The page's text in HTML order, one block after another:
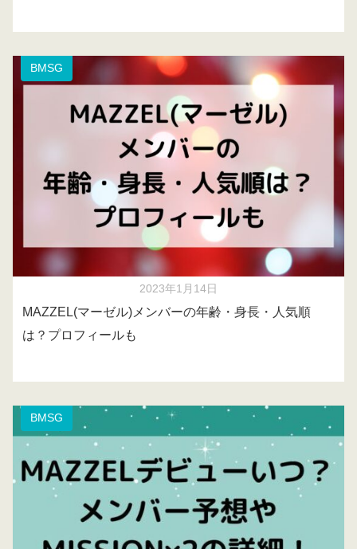
BMSG
2023年1月14日
MAZZEL(マーゼル)メンバーの年齢・身長・人気順
は？プロフィールも
BMSG